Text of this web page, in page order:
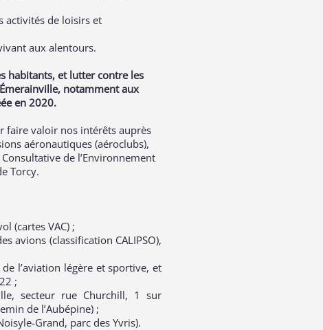
activités de loisirs et
aux alentours.
habitants, et lutter contre les
notamment aux
en 2020.
faire valoir nos intérêts auprès
aéronautiques (aéroclubs),
de l’Environnement
Torcy.
(cartes VAC) ;
avions (classification CALIPSO),
l’aviation légère et sportive, et
;
secteur rue Churchill, 1 sur
de l’Aubépine) ;
Grand, parc des Yvris).